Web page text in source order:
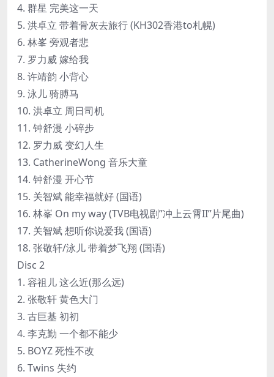
4. 群星 完美这一天
5. 洪卓立 带着骨灰去旅行 (KH302香港to札幌)
6. 林峯 旁观者悲
7. 罗力威 嫁给我
8. 许靖韵 小背心
9. 泳儿 骑膊马
10. 洪卓立 周日司机
11. 钟舒漫 小碎步
12. 罗力威 变幻人生
13. CatherineWong 音乐大童
14. 钟舒漫 开心节
15. 关智斌 能幸福就好 (国语)
16. 林峯 On my way (TVB电视剧”冲上云霄II”片尾曲)
17. 关智斌 想听你说爱我 (国语)
18. 张敬轩/泳儿 带着梦飞翔 (国语)
Disc 2
1. 容祖儿 这么近(那么远)
2. 张敬轩 黄色大门
3. 古巨基 初初
4. 李克勤 一个都不能少
5. BOYZ 死性不改
6. Twins 失约